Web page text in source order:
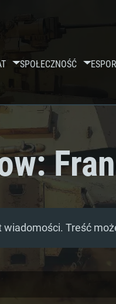
SPOŁECZNOŚĆ
wiadomości. Treść